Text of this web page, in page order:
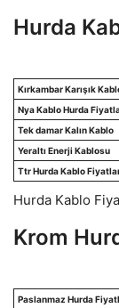
Hurda
Kırkambar Karışık
Nya Kablo Hurda
Tek damar Kalın Kablo
Yeraltı Enerji Kablosu
Ttr Hurda Kablo
Hurda Kablo
Krom
Paslanmaz Hurda